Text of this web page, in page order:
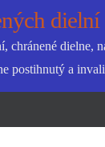
dielní
chránené dielne,
postihnutý a